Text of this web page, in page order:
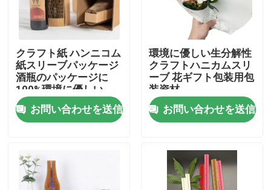
家
ビデオ
クラフト紙 ハンニコム
紙スリーブパッケージ
酒瓶のパッケージに
100%環境に優しい
お問い合わせを送信
環境に優しい生分解性
クラフトハニカムスリ
ーブ 花ギフト包装用包
装資材
お問い合わせを送信